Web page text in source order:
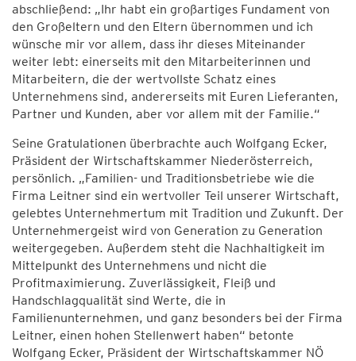
abschließend: „Ihr habt ein großartiges Fundament von
den Großeltern und den Eltern übernommen und ich
wünsche mir vor allem, dass ihr dieses Miteinander
weiter lebt: einerseits mit den Mitarbeiterinnen und
Mitarbeitern, die der wertvollste Schatz eines
Unternehmens sind, andererseits mit Euren Lieferanten,
Partner und Kunden, aber vor allem mit der Familie.“
Seine Gratulationen überbrachte auch Wolfgang Ecker,
Präsident der Wirtschaftskammer Niederösterreich,
persönlich. „Familien- und Traditionsbetriebe wie die
Firma Leitner sind ein wertvoller Teil unserer Wirtschaft,
gelebtes Unternehmertum mit Tradition und Zukunft. Der
Unternehmergeist wird von Generation zu Generation
weitergegeben. Außerdem steht die Nachhaltigkeit im
Mittelpunkt des Unternehmens und nicht die
Profitmaximierung. Zuverlässigkeit, Fleiß und
Handschlagqualität sind Werte, die in
Familienunternehmen, und ganz besonders bei der Firma
Leitner, einen hohen Stellenwert haben“ betonte
Wolfgang Ecker, Präsident der Wirtschaftskammer NÖ